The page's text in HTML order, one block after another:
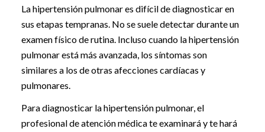
La hipertensión pulmonar es difícil de diagnosticar en
sus etapas tempranas. No se suele detectar durante un
examen físico de rutina. Incluso cuando la hipertensión
pulmonar está más avanzada, los síntomas son
similares a los de otras afecciones cardíacas y
pulmonares.
Para diagnosticar la hipertensión pulmonar, el
profesional de atención médica te examinará y te hará